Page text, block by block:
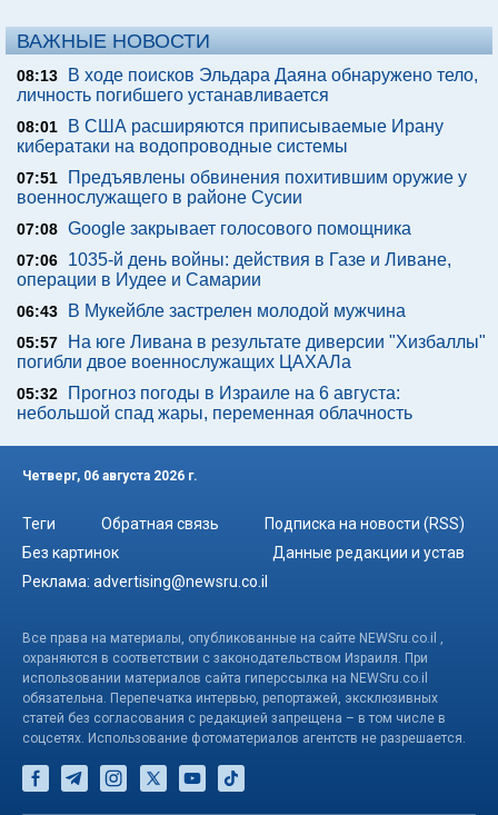
ВАЖНЫЕ НОВОСТИ
08:13
В ходе поисков Эльдара Даяна обнаружено тело,
личность погибшего устанавливается
08:01
В США расширяются приписываемые Ирану
кибератаки на водопроводные системы
07:51
Предъявлены обвинения похитившим оружие у
военнослужащего в районе Сусии
07:08 Google закрывает голосового помощника
07:06
1035-й день войны: действия в Газе и Ливане,
операции в Иудее и Самарии
06:43 В Мукейбле застрелен молодой мужчина
05:57
На юге Ливана в результате диверсии "Хизбаллы"
погибли двое военнослужащих ЦАХАЛа
05:32
Прогноз погоды в Израиле на 6 августа:
небольшой спад жары, переменная облачность
Четверг, 06 августа 2026 г.
Теги Обратная связь
Подписка на новости (RSS)
Без картинок
Данные редакции и устав
Реклама: advertising@newsru.co.il
Все права на материалы, опубликованные на сайте NEWSru.co.il ,
охраняются в соответствии с законодательством Израиля. При
использовании материалов сайта гиперссылка на NEWSru.co.il
обязательна. Перепечатка интервью, репортажей, эксклюзивных
статей без согласования с редакцией запрещена – в том числе в
соцсетях. Использование фотоматериалов агентств не разрешается.